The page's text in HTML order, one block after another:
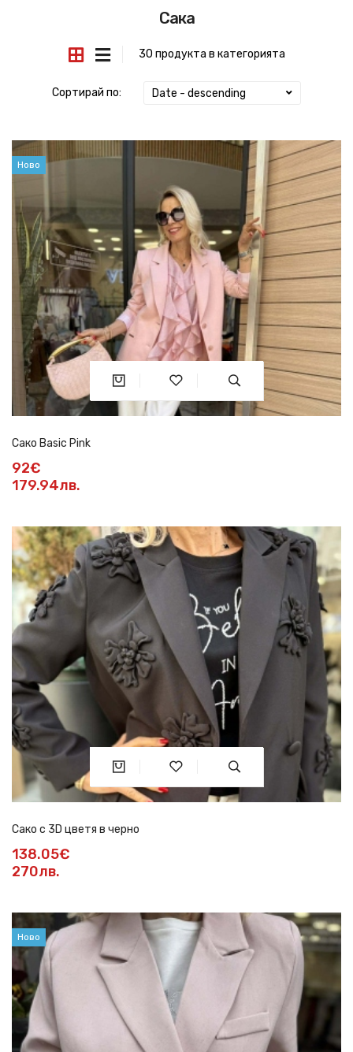
Сака
30 продукта в категорията
Сортирай по: Date - descending
Ново
Сако Basic Pink
92€
179.94лв.
Сако с 3D цветя в черно
138.05€
270лв.
Ново